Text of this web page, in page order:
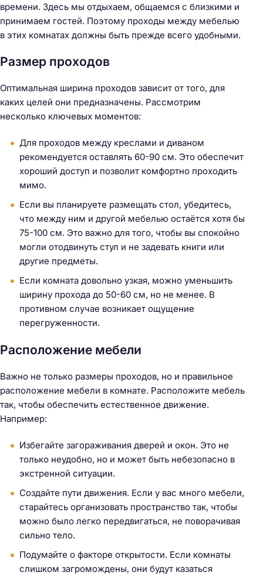
времени. Здесь мы отдыхаем, общаемся с близкими и
принимаем гостей. Поэтому проходы между мебелью
в этих комнатах должны быть прежде всего удобными.
Размер проходов
Оптимальная ширина проходов зависит от того, для
каких целей они предназначены. Рассмотрим
несколько ключевых моментов:
Для проходов между креслами и диваном
рекомендуется оставлять 60-90 см. Это обеспечит
хороший доступ и позволит комфортно проходить
мимо.
Если вы планируете размещать стол, убедитесь,
что между ним и другой мебелью остаётся хотя бы
75-100 см. Это важно для того, чтобы вы спокойно
могли отодвинуть стул и не задевать книги или
другие предметы.
Если комната довольно узкая, можно уменьшить
ширину прохода до 50-60 см, но не менее. В
противном случае возникает ощущение
перегруженности.
Расположение мебели
Важно не только размеры проходов, но и правильное
расположение мебели в комнате. Расположите мебель
так, чтобы обеспечить естественное движение.
Например:
Избегайте загораживания дверей и окон. Это не
только неудобно, но и может быть небезопасно в
экстренной ситуации.
Создайте пути движения. Если у вас много мебели,
старайтесь организовать пространство так, чтобы
можно было легко передвигаться, не поворачивая
сильно тело.
Подумайте о факторе открытости. Если комнаты
слишком загромождены, они будут казаться